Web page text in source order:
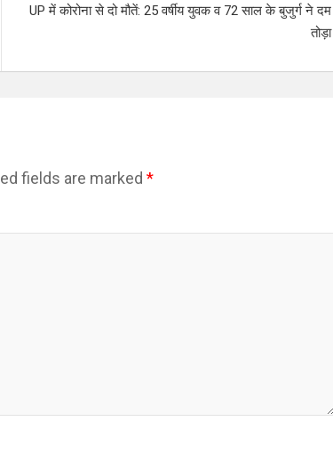
UP में कोरोना से दो मौतें: 25 वर्षीय युवक व 72 साल के बुजुर्ग ने दम
तोड़ा
fields are marked *